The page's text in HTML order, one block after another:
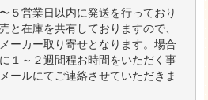
５営業日以内に発送を行っており
と在庫を共有しておりますので、
ーカー取り寄せとなります。場合
１～２週間程お時間をいただく事
ールにてご連絡させていただきま